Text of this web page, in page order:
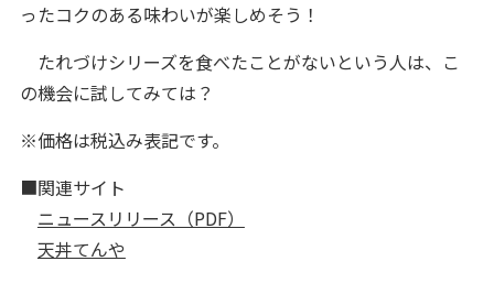
ったコクのある味わいが楽しめそう！
たれづけシリーズを食べたことがないという人は、こ
の機会に試してみては？
※価格は税込み表記です。
■関連サイト
ニュースリリース（PDF）
天丼てんや